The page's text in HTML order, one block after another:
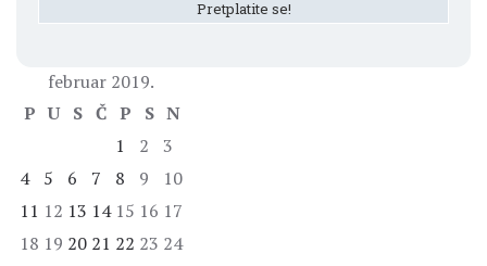
februar 2019.
P U S Č P S N
1
2
3
4
5 6 7 8 9
10
11 12 13 14 15 16 17
18 19 20 21 22 23 24